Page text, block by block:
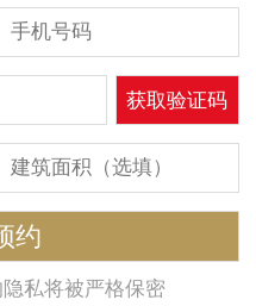
私将被严格保密